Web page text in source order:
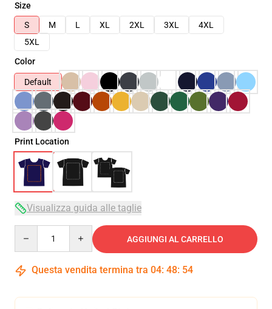
Size
S
M L XL 2XL 3XL
4XL
5XL
Color
Default
Print Location
Visualizza guida alle taglie
AGGIUNGI AL CARRELLO
Questa vendita termina tra 04: 48: 53